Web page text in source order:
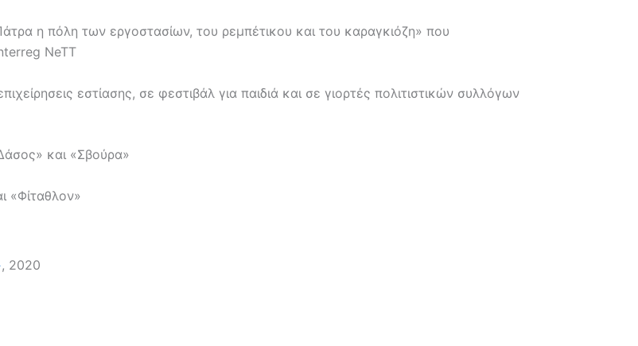
η πόλη των εργοστασίων, του ρεμπέτικου και του καραγκιόζη» που
NeTT
εστίασης, σε φεστιβάλ για παιδιά και σε γιορτές πολιτιστικών συλλόγων
και «Σβούρα»
«Φίταθλον»
, 2020